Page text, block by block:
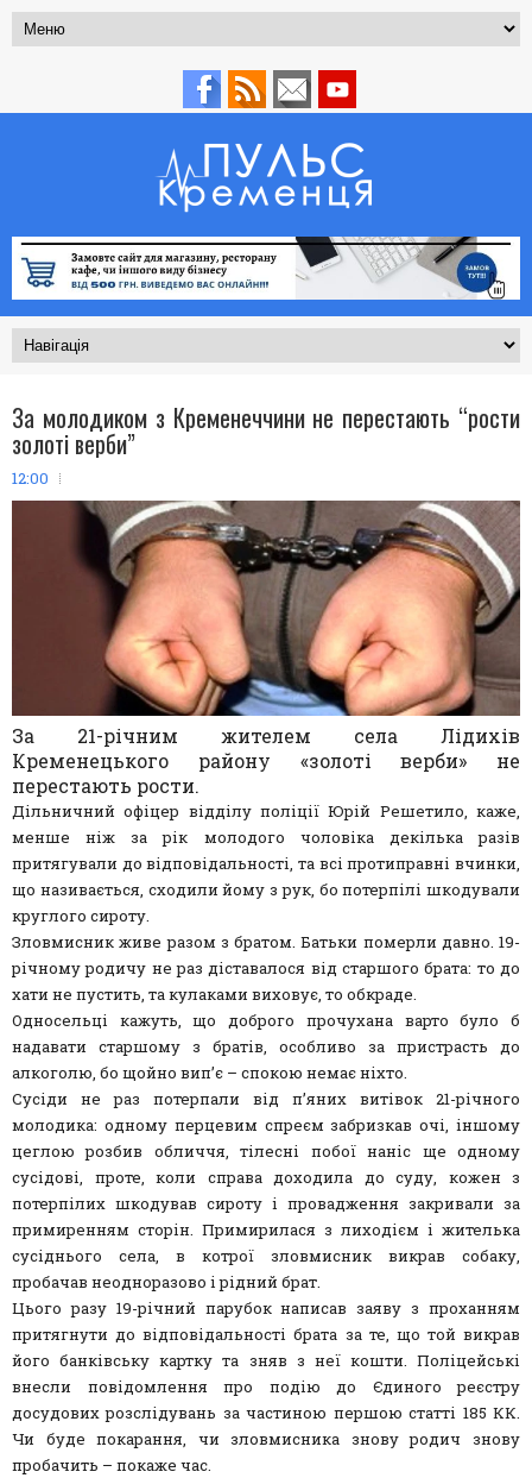
За молодиком з Кременеччини не перестають “рости
золоті верби”
12:00
За 21-річним жителем села Лідихів
Кременецького району «золоті верби» не
перестають рости.
Дільничний офіцер відділу поліції Юрій Решетило, каже,
менше ніж за рік молодого чоловіка декілька разів
притягували до відповідальності, та всі протиправні вчинки,
що називається, сходили йому з рук, бо потерпілі шкодували
круглого сироту.
Зловмисник живе разом з братом. Батьки померли давно. 19-
річному родичу не раз діставалося від старшого брата: то до
хати не пустить, та кулаками виховує, то обкраде.
Односельці кажуть, що доброго прочухана варто було б
надавати старшому з братів, особливо за пристрасть до
алкоголю, бо щойно вип’є – спокою немає ніхто.
Сусіди не раз потерпали від п’яних витівок 21-річного
молодика: одному перцевим спреєм забризкав очі, іншому
цеглою розбив обличчя, тілесні побої наніс ще одному
сусідові, проте, коли справа доходила до суду, кожен з
потерпілих шкодував сироту і провадження закривали за
примиренням сторін. Примирилася з лиходієм і жителька
сусіднього села, в котрої зловмисник викрав собаку,
пробачав неодноразово і рідний брат.
Цього разу 19-річний парубок написав заяву з проханням
притягнути до відповідальності брата за те, що той викрав
його банківську картку та зняв з неї кошти. Поліцейські
внесли повідомлення про подію до Єдиного реєстру
досудових розслідувань за частиною першою статті 185 КК.
Чи буде покарання, чи зловмисника знову родич знову
пробачить – покаже час.